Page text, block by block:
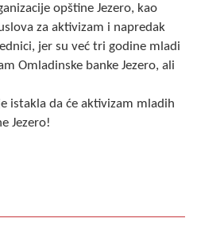
UPRAVA
INFO
opštine Jezero, kao
za aktivizam i napredak
jer su već tri godine mladi
Omladinske banke Jezero, ali
istakla da će aktivizam mladih
Jezero!